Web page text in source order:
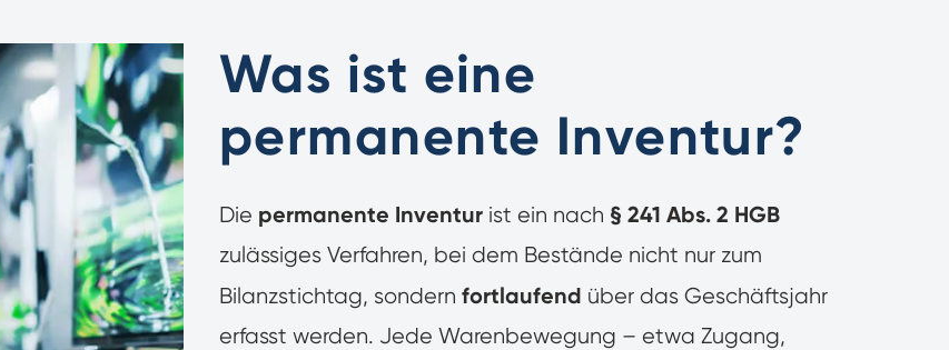
Was ist eine
permanente Inventur?
Die permanente Inventur ist ein nach § 241 Abs. 2 HGB
zulässiges Verfahren, bei dem Bestände nicht nur zum
Bilanzstichtag, sondern fortlaufend über das Geschäftsjahr
erfasst werden. Jede Warenbewegung – etwa Zugang,